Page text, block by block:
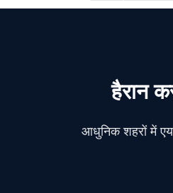
हैरान
आधुनिक शहरों में